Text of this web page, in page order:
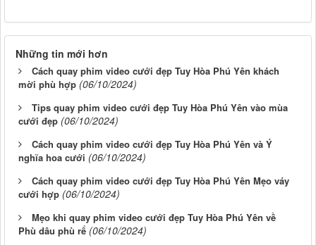
Những tin mới hơn
Cách quay phim video cưới đẹp Tuy Hòa Phú Yên khách
mời phù hợp (06/10/2024)
Tips quay phim video cưới đẹp Tuy Hòa Phú Yên vào mùa
cưới đẹp (06/10/2024)
Cách quay phim video cưới đẹp Tuy Hòa Phú Yên và Ý
nghĩa hoa cưới (06/10/2024)
Cách quay phim video cưới đẹp Tuy Hòa Phú Yên Mẹo váy
cưới hợp (06/10/2024)
Mẹo khi quay phim video cưới đẹp Tuy Hòa Phú Yên về
Phù dâu phù rể (06/10/2024)